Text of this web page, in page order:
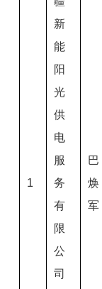
1
新
能
阳
光
供
电
服
务
有
限
公
司
巴
焕
军